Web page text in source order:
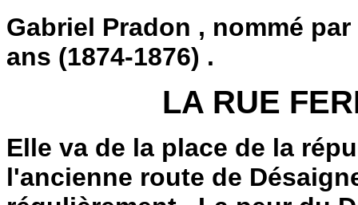
Gabriel Pradon , nommé
ans (1874-1876) .
LA RUE
Elle va de la place de la
l'ancienne route de